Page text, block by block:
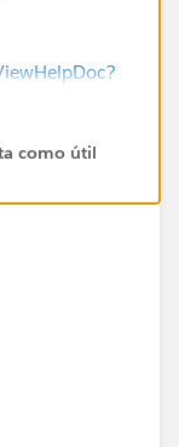
como útil